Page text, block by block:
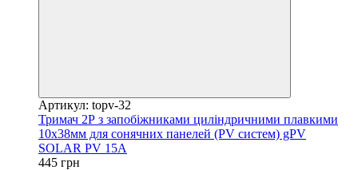
Артикул: topv-32
Тримач 2Р з запобіжниками циліндричними плавкими
10x38мм для сонячних панелей (PV систем) gPV
SOLAR PV 15А
445 грн